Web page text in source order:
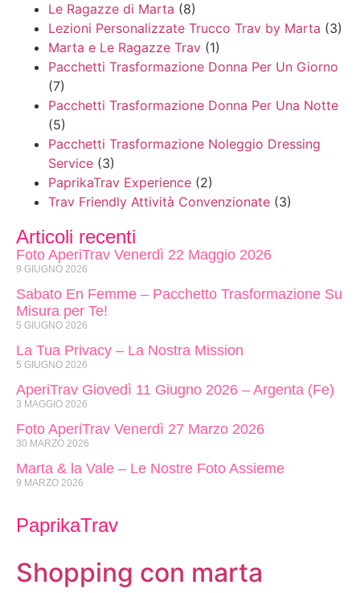
Le Ragazze di Marta (8)
Lezioni Personalizzate Trucco Trav by Marta (3)
Marta e Le Ragazze Trav (1)
Pacchetti Trasformazione Donna Per Un Giorno
(7)
Pacchetti Trasformazione Donna Per Una Notte
(5)
Pacchetti Trasformazione Noleggio Dressing
Service (3)
PaprikaTrav Experience (2)
Trav Friendly Attività Convenzionate (3)
Articoli recenti
Foto AperiTrav Venerdì 22 Maggio 2026
9 GIUGNO 2026
Sabato En Femme – Pacchetto Trasformazione Su
Misura per Te!
5 GIUGNO 2026
La Tua Privacy – La Nostra Mission
5 GIUGNO 2026
AperiTrav Giovedì 11 Giugno 2026 – Argenta (Fe)
3 MAGGIO 2026
Foto AperiTrav Venerdì 27 Marzo 2026
30 MARZO 2026
Marta & la Vale – Le Nostre Foto Assieme
9 MARZO 2026
PaprikaTrav
Shopping con marta